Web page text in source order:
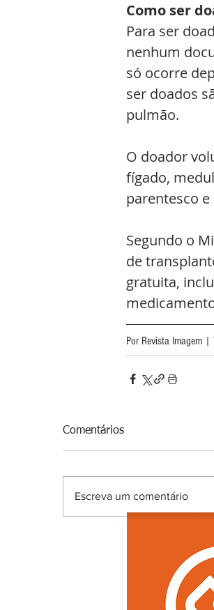
Como ser
Para ser
nenhum
só ocorre
ser doados
pulmão.
O doador
fígado,
parentesco e
Segundo o
de
gratuita,
Por Revista Imagem |
Comentários
Escreva um comentário